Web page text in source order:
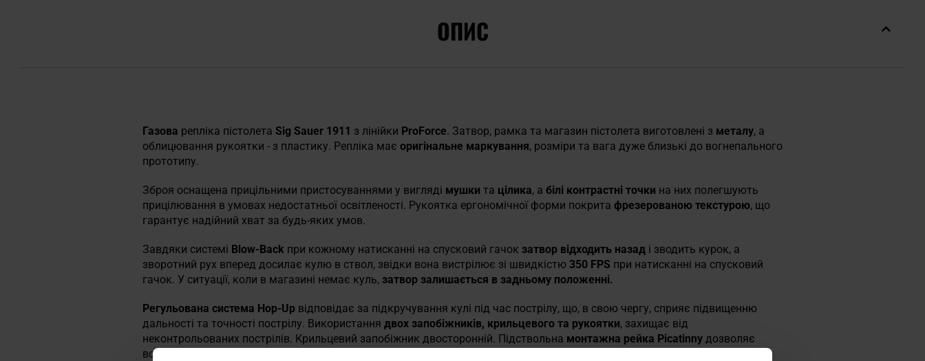
ОПИС
Газова репліка пістолета Sig Sauer 1911 з лінійки ProForce. Затвор, рамка та магазин пістолета виготовлені з металу, а
облицювання рукоятки - з пластику. Репліка має оригінальне маркування, розміри та вага дуже близькі до вогнепального
прототипу.
Зброя оснащена прицільними пристосуваннями у вигляді мушки та цілика, а білі контрастні точки на них полегшують
прицілювання в умовах недостатньої освітленості. Рукоятка ергономічної форми покрита фрезерованою текстурою, що
гарантує надійний хват за будь-яких умов.
Завдяки системі Blow-Back при кожному натисканні на спусковий гачок затвор відходить назад і зводить курок, а
зворотний рух вперед досилає кулю в ствол, звідки вона вистрілює зі швидкістю 350 FPS при натисканні на спусковий
гачок. У ситуації, коли в магазині немає куль, затвор залишається в задньому положенні.
Регульована система Hop-Up відповідає за підкручування кулі під час пострілу, що, в свою чергу, сприяє підвищенню
дальності та точності пострілу. Використання двох запобіжників, крильцевого та рукоятки, захищає від
неконтрольованих пострілів. Крильцевий запобіжник двосторонній. Підствольна монтажна рейка Picatinny дозволяє
встановлювати на зброю різноманітні тактичні аксесуари.